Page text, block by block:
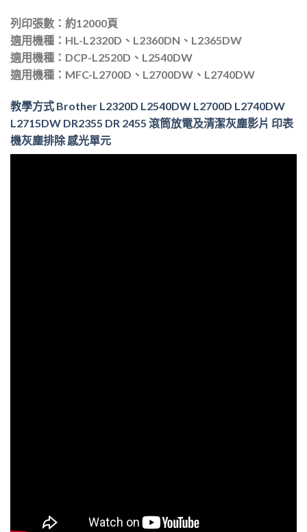
列印張數：約12000頁
適用機種：HL-L2320D、L2360DN、L2365DW
適用機種：DCP-L2520D、L2540DW
適用機種：MFC-L2700D、L2700DW、L2740DW
教學方式 Brother L2320D L2540DW L2700D L2740DW
L2715DW DR2355 DR 2455 滾筒放電及清潔灰塵影片 印表
機灰塵排除 感光單元